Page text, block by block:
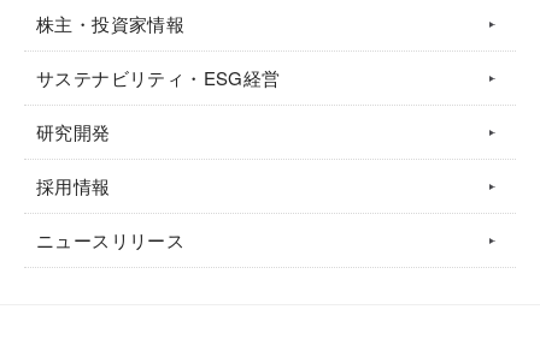
株主・投資家情報
サステナビリティ・ESG経営
研究開発
採用情報
ニュースリリース